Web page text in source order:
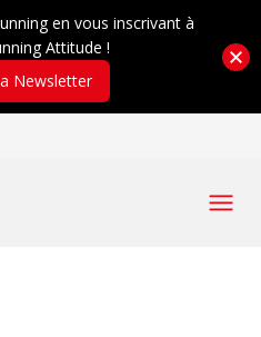
en vous inscrivant à
Attitude !
Newsletter